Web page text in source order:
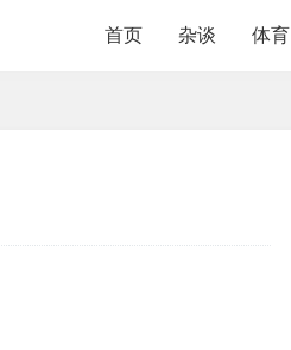
首页 杂谈 体育